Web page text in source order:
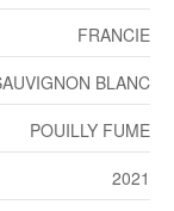
FRANCIE
BLANC
POUILLY FUME
2021